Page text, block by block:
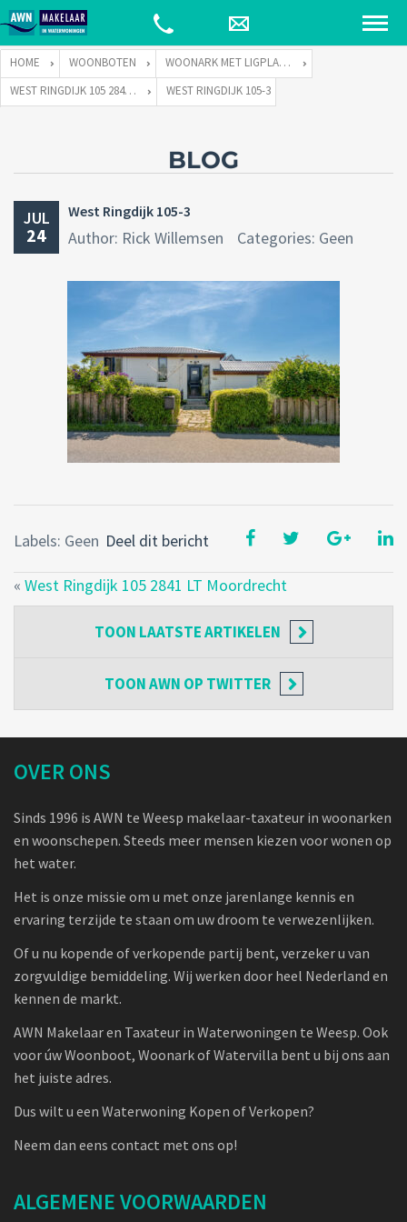
HOME WOONBOTEN
WOONARK MET LIGPLAATS
WEST RINGDIJK 105 2841 LT MOORDRECHT
WEST RINGDIJK 105-3
BLOG
JUL
24
West Ringdijk 105-3
Author: Rick Willemsen Categories: Geen
Deel dit bericht
Labels: Geen
« West Ringdijk 105 2841 LT Moordrecht
TOON LAATSTE ARTIKELEN
TOONAWN OP TWITTER
OVER ONS
Sinds 1996 is AWN te Weesp makelaar-taxateur in woonarken
en woonschepen. Steeds meer mensen kiezen voor wonen op
het water.
Het is onze missie om u met onze jarenlange kennis en
ervaring terzijde te staan om uw droom te verwezenlijken.
Of u nu kopende of verkopende partij bent, verzeker u van
zorgvuldige bemiddeling. Wij werken door heel Nederland en
kennen de markt.
AWN Makelaar en Taxateur in Waterwoningen te Weesp. Ook
voor úw Woonboot, Woonark of Watervilla bent u bij ons aan
het juiste adres.
Dus wilt u een Waterwoning Kopen of Verkopen?
Neem dan eens contact met ons op!
ALGEMENE VOORWAARDEN